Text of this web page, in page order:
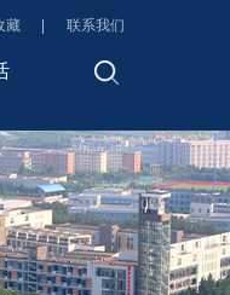
藏 联系我们